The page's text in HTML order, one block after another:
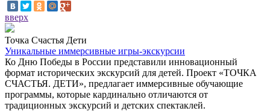
вверх
Точка Счастья Дети
Уникальные иммерсивные игры-экскурсии
Ко Дню Победы в России представили инновационный
формат исторических экскурсий для детей. Проект «ТОЧКА
СЧАСТЬЯ. ДЕТИ», предлагает иммерсивные обучающие
программы, которые кардинально отличаются от
традиционных экскурсий и детских спектаклей.